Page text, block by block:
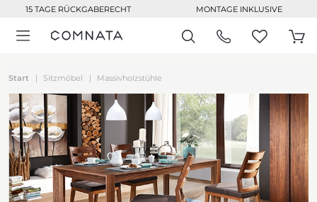
15 TAGE RÜCKGABERECHT MONTAGE INKLUSIVE
Start Sitzmöbel Massivholzstühle